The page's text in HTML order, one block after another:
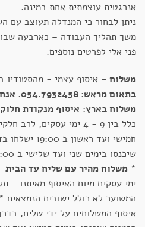
אנרגטית עוצמתית אחת במינה.
ניתן לבחור כי המנדלה תעוצב עם
משך תהליך העבודה – כארבעה
פני אלי לפרטים נוספים.
משלוח - איסוף עצמי -
בתאום מראש: 054.7932458
.
משלוח בארץ: איסוף מנקודת
כלל בין 9 - 4 ימי עסקים,
חמישי ועד
* משלוח מהיר עם שליח עד הבית
ימי עסקים מיום האיסוף מאיתנו -
המשוער לא כולל ישובים הנמצאים
איסוף המשלוחים על ידי שליח,